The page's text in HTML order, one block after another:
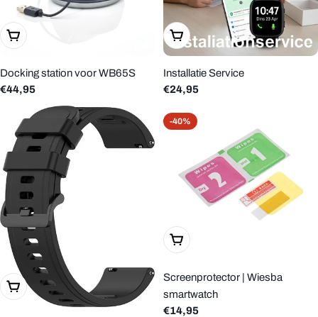
In Winkelwagen
Docking station voor WB65S
Reguliere
€44,95
In Winkelwagen
Installatie Service
Reguliere
€24,95
Kies Opties
-40%
Kies Opties
Screenprotector | Wiesba
smartwatch
Reguliere
€14,95